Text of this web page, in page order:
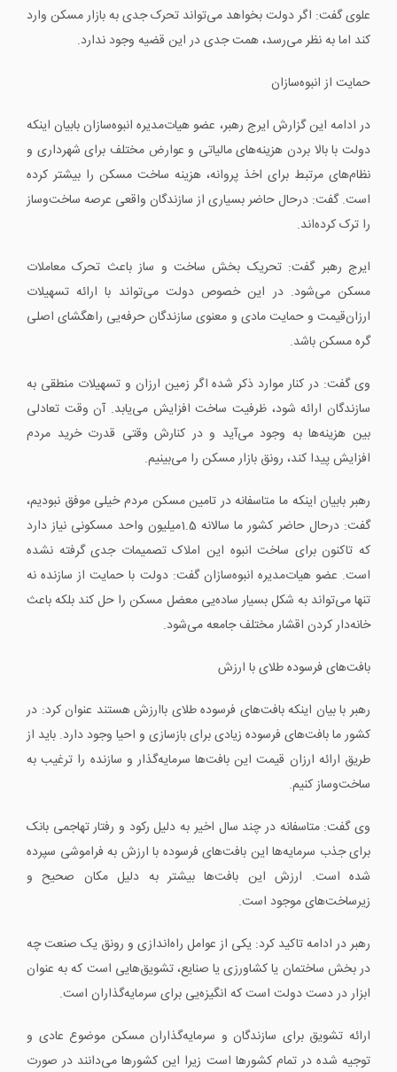
علوی گفت: اگر دولت بخواهد می‌تواند تحرک جدی به بازار مسکن وارد
کند اما به نظر می‌رسد، همت جدی در این قضیه وجود ندارد.
حمایت از انبوه‌سازان
در ادامه این گزارش ایرج رهبر، عضو هیات‌مدیره انبوه‌سازان بابیان اینکه
دولت با بالا بردن هزینه‌های مالیاتی و عوارض مختلف برای شهرداری و
نظام‌های مرتبط برای اخذ پروانه، هزینه ساخت مسکن را بیشتر کرده
است. گفت: درحال حاضر بسیاری از سازندگان واقعی عرصه ساخت‌وساز
را ترک کرده‌اند.
ایرج رهبر گفت: تحریک بخش ساخت و ساز باعث تحرک معاملات
مسکن می‌شود. در این خصوص دولت می‌تواند با ارائه تسهیلات
ارزان‌قیمت و حمایت مادی و معنوی سازندگان حرفه‌یی راهگشای اصلی
گره مسکن باشد.
وی گفت: در کنار موارد ذکر شده اگر زمین ارزان و تسهیلات منطقی به
سازندگان ارائه شود، ظرفیت ساخت افزایش می‌یابد. آن ‌وقت تعادلی
بین هزینه‌ها به وجود می‌آید و در کنارش وقتی قدرت خرید مردم
افزایش پیدا کند، رونق بازار مسکن را می‌بینیم.
رهبر بابیان اینکه ما متاسفانه در تامین مسکن مردم خیلی موفق نبودیم،
گفت: درحال حاضر کشور ما سالانه 1.5میلیون واحد مسکونی نیاز دارد
که تاکنون برای ساخت انبوه این املاک تصمیمات جدی گرفته نشده
است. عضو هیات‌مدیره انبوه‌سازان گفت: دولت با حمایت از سازنده نه
‌تنها می‌تواند به شکل بسیار ساده‌یی معضل مسکن را حل کند بلکه باعث
خانه‌دار کردن اقشار مختلف جامعه می‌شود.
بافت‌های فرسوده طلای با ارزش
رهبر با بیان اینکه بافت‌های فرسوده طلای باارزش هستند عنوان کرد: در
کشور ما بافت‌های فرسوده زیادی برای بازسازی و احیا وجود دارد. باید از
طریق ارائه ارزان ‌قیمت این بافت‌ها سرمایه‌گذار و سازنده را ترغیب به
ساخت‌وساز کنیم.
وی گفت: متاسفانه در چند سال اخیر به دلیل رکود و رفتار تهاجمی بانک
برای جذب سرمایه‌ها این بافت‌های فرسوده با ارزش به فراموشی سپرده‌
شده است. ارزش این بافت‌ها بیشتر به دلیل مکان صحیح و
زیرساخت‌های موجود است.
رهبر در ادامه تاکید کرد: یکی از عوامل راه‌اندازی و رونق یک صنعت چه
در بخش ساختمان یا کشاورزی یا صنایع، تشویق‌هایی است که به عنوان
ابزار در دست دولت است که انگیزه‌یی برای سرمایه‌گذاران است.
ارائه تشویق برای سازندگان و سرمایه‌گذاران مسکن موضوع عادی و
توجیه شده در تمام کشورها است زیرا این کشورها می‌دانند در صورت